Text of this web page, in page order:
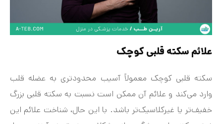
علائم سکته قلبی کوچک
سکته قلبی کوچک معمولاً آسیب محدودتری به عضله قلب
وارد می‌کند و علائم آن ممکن است نسبت به سکته قلبی بزرگ
خفیف‌تر یا غیرکلاسیک‌تر باشد. با این حال، شناخت علائم این